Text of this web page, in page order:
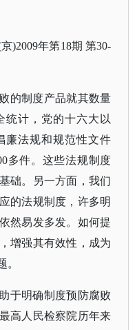
)2009年第18期 第30-
的制度产品就其数量
统计，党的十六大以
廉法规和规范性文件
多件。这些法规制度
础。另一方面，我们
的法规制度，许多明
然易发多发。如何提
增强其有效性，成为
。
于明确制度预防腐败
高人民检察院历年来